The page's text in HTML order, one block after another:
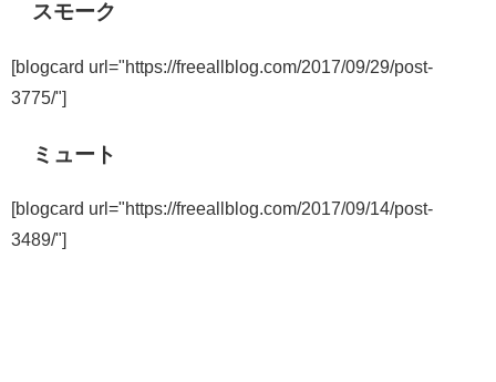
スモーク
[blogcard url="https://freeallblog.com/2017/09/29/post-
3775/"]
ミュート
[blogcard url="https://freeallblog.com/2017/09/14/post-
3489/"]